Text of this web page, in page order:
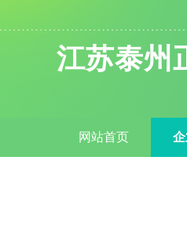
江苏泰州
网站首页